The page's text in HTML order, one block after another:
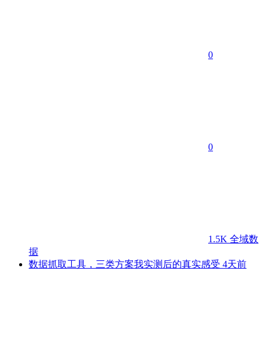
0
0
1.5K 全域数
据
数据抓取工具，三类方案我实测后的真实感受 4天前